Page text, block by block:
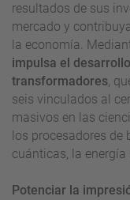
resultados de sus
mercado y
la economía.
impulsa el
transformadores,
seis vinculados al
masivos en las
los procesadores
cuánticas, la
Potenciar la